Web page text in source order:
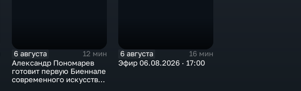
6 августа
12 мин
Александр Пономарев
готовит первую Биеннале
современного искусства
6 августа
16 мин
Эфир 06.08.2026 · 17:00